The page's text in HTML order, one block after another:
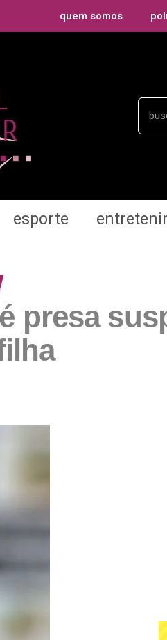
quem somos
esporte
presa